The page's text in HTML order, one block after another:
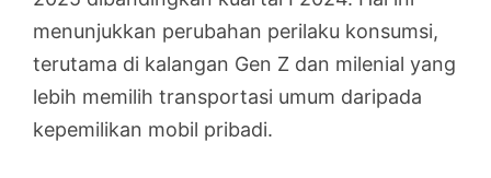
menunjukkan perubahan perilaku konsumsi,
terutama di kalangan Gen Z dan milenial yang
lebih memilih transportasi umum daripada
kepemilikan mobil pribadi.